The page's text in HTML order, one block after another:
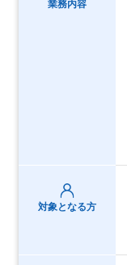
業務内容
対象となる方